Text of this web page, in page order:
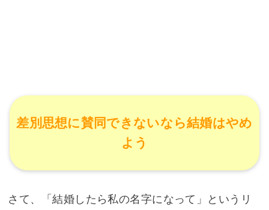
差別思想に賛同できないなら結婚はやめ
よう
さて、「結婚したら私の名字になって」というリ